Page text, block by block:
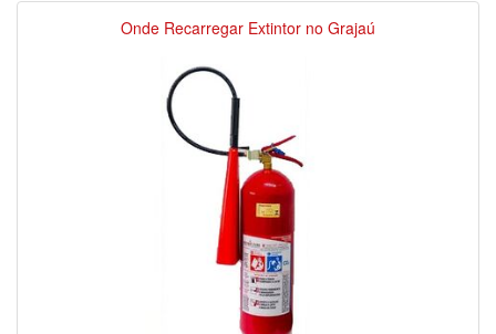
Onde Recarregar Extintor no Grajaú